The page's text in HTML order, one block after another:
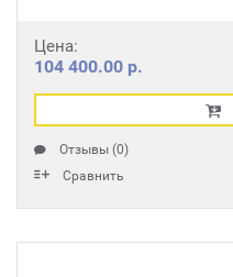
Цена:
104 400.00 р.
Отзывы (0)
Сравнить